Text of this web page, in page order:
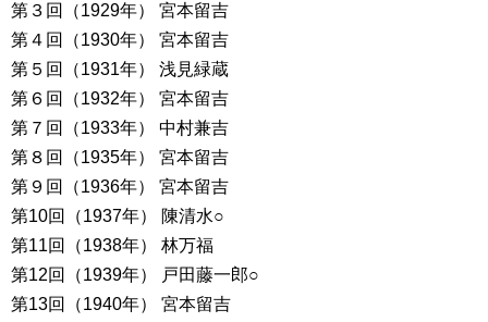
第３回（1929年） 宮本留吉
第４回（1930年） 宮本留吉
第５回（1931年） 浅見緑蔵
第６回（1932年） 宮本留吉
第７回（1933年） 中村兼吉
第８回（1935年） 宮本留吉
第９回（1936年） 宮本留吉
第10回（1937年） 陳清水○
第11回（1938年） 林万福
第12回（1939年） 戸田藤一郎○
第13回（1940年） 宮本留吉